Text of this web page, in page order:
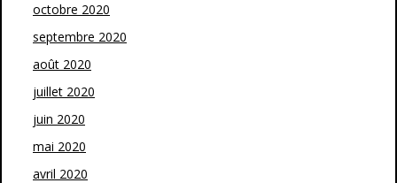
octobre 2020
septembre 2020
août 2020
juillet 2020
juin 2020
mai 2020
avril 2020